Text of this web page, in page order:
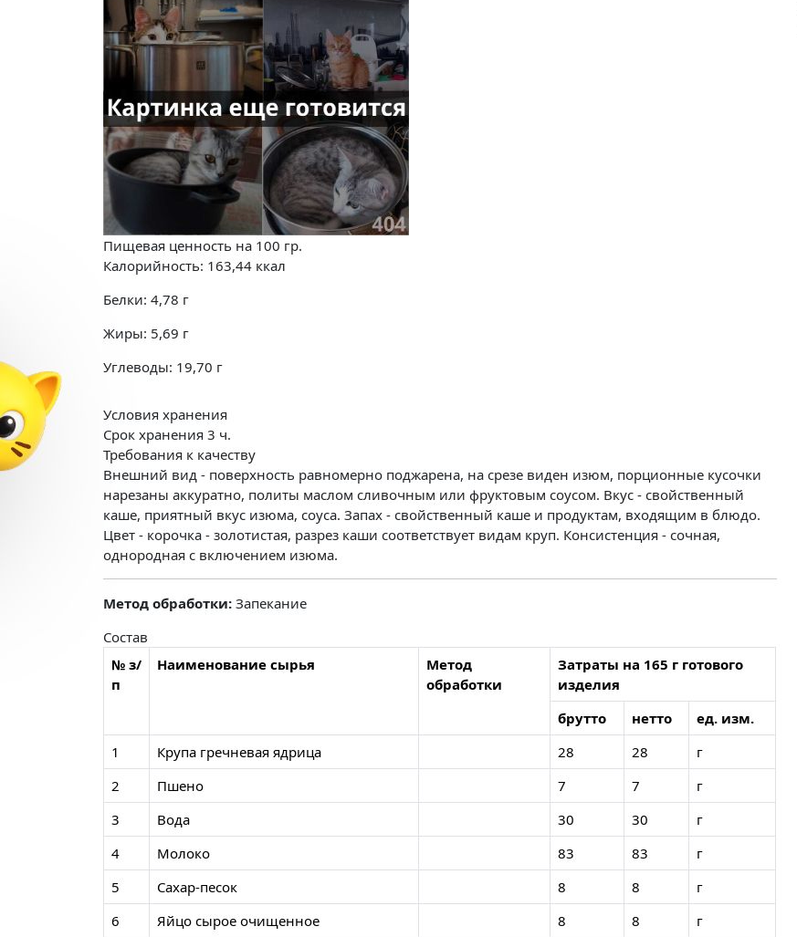
Пищевая ценность на 100 гр.
Калорийность: 163,44 ккал
Белки: 4,78 г
Жиры: 5,69 г
Углеводы: 19,70 г
Условия хранения
Срок хранения 3 ч.
Требования к качеству
Внешний вид - поверхность равномерно поджарена, на срезе виден изюм, порционные кусочки
нарезаны аккуратно, политы маслом сливочным или фруктовым соусом. Вкус - свойственный
каше, приятный вкус изюма, соуса. Запах - свойственный каше и продуктам, входящим в блюдо.
Цвет - корочка - золотистая, разрез каши соответствует видам круп. Консистенция - сочная,
однородная с включением изюма.
Метод обработки: Запекание
Состав
№ з/
п
Наименование сырья
Метод
обработки
Затраты на 165 г готового
изделия
брутто
нетто
ед. изм.
1
Крупа гречневая ядрица 28 28
г
2
Пшено 7 7
г
3
Вода 30 30
г
4
Молоко 83 83
г
5
Сахар-песок 8 8
г
6
Яйцо сырое очищенное 8 8
г